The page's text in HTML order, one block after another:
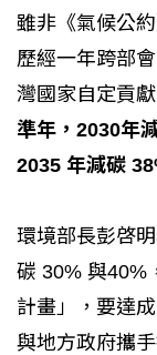
雖非《氣候公
歷經一年跨部
灣國家自定貢
準年，2030年
2035 年減碳
環境部長彭啓
碳 30% 與40%
計畫」，要達
與地方政府攜